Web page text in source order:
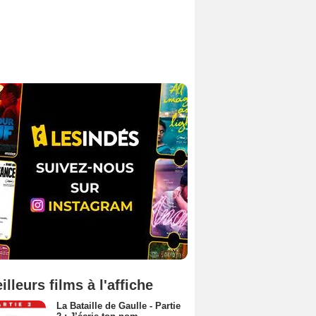
films à l'affiche
La Bataille de Gaulle - Partie